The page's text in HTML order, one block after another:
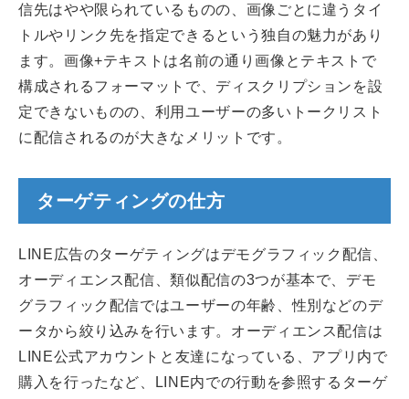
信先はやや限られているものの、画像ごとに違うタイ
トルやリンク先を指定できるという独自の魅力があり
ます。画像+テキストは名前の通り画像とテキストで
構成されるフォーマットで、ディスクリプションを設
定できないものの、利用ユーザーの多いトークリスト
に配信されるのが大きなメリットです。
ターゲティングの仕方
LINE広告のターゲティングはデモグラフィック配信、
オーディエンス配信、類似配信の3つが基本で、デモ
グラフィック配信ではユーザーの年齢、性別などのデ
ータから絞り込みを行います。オーディエンス配信は
LINE公式アカウントと友達になっている、アプリ内で
購入を行ったなど、LINE内での行動を参照するターゲ